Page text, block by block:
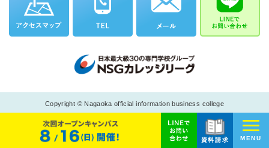
Copyright © Nagaoka official information business college
資料請求 MENU